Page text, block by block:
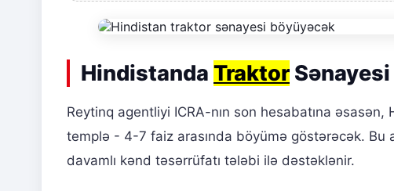
Hindistanda Traktor
Reytinq agentliyi ICRA-nın son hesabatına əsasən,
templə - 4-7 faiz arasında böyümə göstərəcək. Bu
davamlı kənd təsərrüfatı tələbi ilə dəstəklənir.